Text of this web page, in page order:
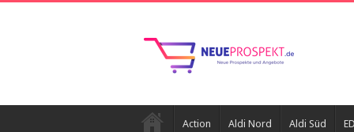
Action Aldi Nord Aldi Süd